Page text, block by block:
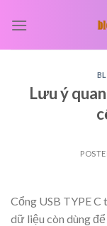
Lưu ý
Cổng USB TYPE
dữ liệu còn dùng